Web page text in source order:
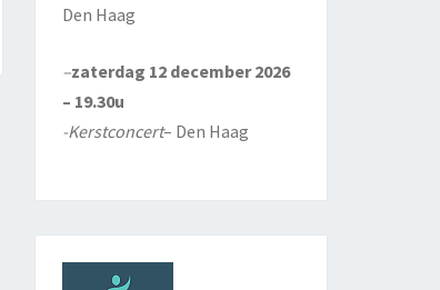
Den Haag
–zaterdag 12 december 2026
– 19.30u
-Kerstconcert– Den Haag